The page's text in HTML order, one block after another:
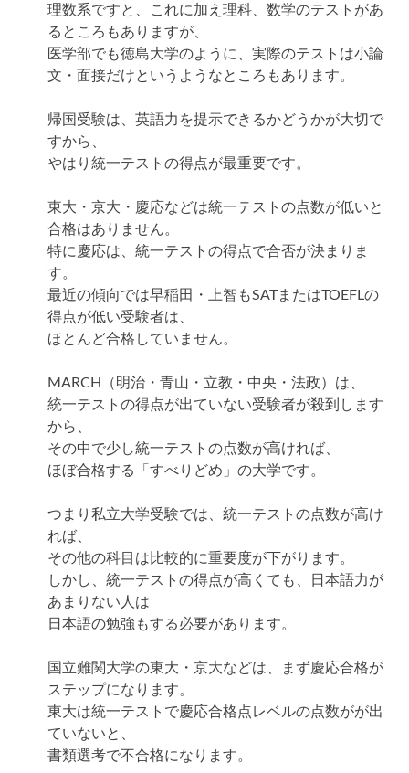
理数系ですと、これに加え理科、数学のテストがあ
るところもありますが、
医学部でも徳島大学のように、実際のテストは小論
文・面接だけというようなところもあります。
帰国受験は、英語力を提示できるかどうかが大切で
すから、
やはり統一テストの得点が最重要です。
東大・京大・慶応などは統一テストの点数が低いと
合格はありません。
特に慶応は、統一テストの得点で合否が決まりま
す。
最近の傾向では早稲田・上智もSATまたはTOEFLの
得点が低い受験者は、
ほとんど合格していません。
MARCH（明治・青山・立教・中央・法政）は、
統一テストの得点が出ていない受験者が殺到します
から、
その中で少し統一テストの点数が高ければ、
ほぼ合格する「すべりどめ」の大学です。
つまり私立大学受験では、統一テストの点数が高け
れば、
その他の科目は比較的に重要度が下がります。
しかし、統一テストの得点が高くても、日本語力が
あまりない人は
日本語の勉強もする必要があります。
国立難関大学の東大・京大などは、まず慶応合格が
ステップになります。
東大は統一テストで慶応合格点レベルの点数がが出
ていないと、
書類選考で不合格になります。